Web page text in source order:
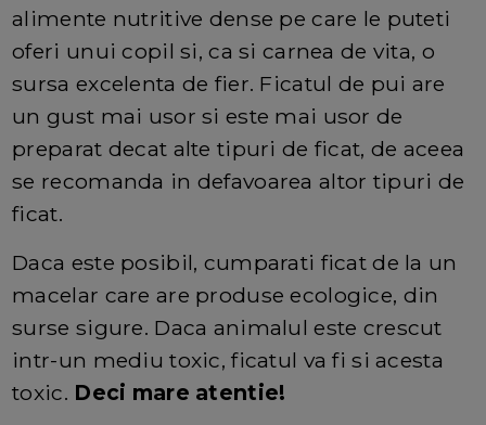
alimente nutritive dense pe care le puteti
oferi unui copil si, ca si carnea de vita, o
sursa excelenta de fier. Ficatul de pui are
un gust mai usor si este mai usor de
preparat decat alte tipuri de ficat, de aceea
se recomanda in defavoarea altor tipuri de
ficat.
Daca este posibil, cumparati ficat de la un
macelar care are produse ecologice, din
surse sigure. Daca animalul este crescut
intr-un mediu toxic, ficatul va fi si acesta
toxic. Deci mare atentie!